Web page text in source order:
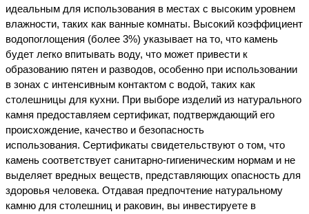
идеальным для использования в местах с высоким уровнем
влажности, таких как ванные комнаты. Высокий коэффициент
водопоглощения (более 3%) указывает на то, что камень
будет легко впитывать воду, что может привести к
образованию пятен и разводов, особенно при использовании
в зонах с интенсивным контактом с водой, таких как
столешницы для кухни. При выборе изделий из натурального
камня предоставляем сертификат, подтверждающий его
происхождение, качество и безопасность
использования. Сертификаты свидетельствуют о том, что
камень соответствует санитарно-гигиеническим нормам и не
выделяет вредных веществ, представляющих опасность для
здоровья человека. Отдавая предпочтение натуральному
камню для столешниц и раковин, вы инвестируете в